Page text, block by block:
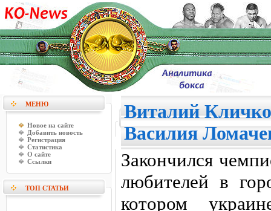
МЕНЮ
Новое на сайте
Добавить новость
Регистрация
Статистика
О сайте
Ссылки
ТОП СТАТЬИ
Виталий
Василия
Закончился
любителей в
котором